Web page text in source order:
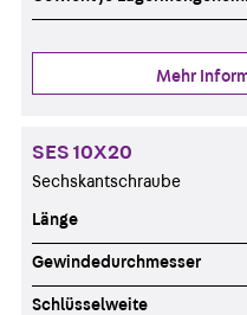
Mehr
SES 10X20
Sechskantschraube
Länge
Gewindedurchmesser
Schlüsselweite